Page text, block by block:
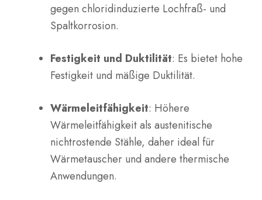
gegen chloridinduzierte Lochfraß- und
Spaltkorrosion.
Festigkeit und Duktilität: Es bietet hohe
Festigkeit und mäßige Duktilität.
Wärmeleitfähigkeit: Höhere
Wärmeleitfähigkeit als austenitische
nichtrostende Stähle, daher ideal für
Wärmetauscher und andere thermische
Anwendungen.